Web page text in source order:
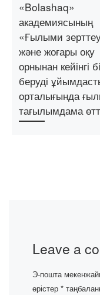
«Bolashaq»
академиясының
«Ғылыми
және жоғары оқу
орнынан кейінгі
беруді
орталығында
тағылымдама
Leave a
Э-пошта
өрістер *